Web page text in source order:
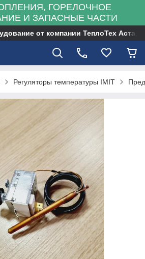
ГОРЕЛОЧНОЕ
И ЗАПАСНЫЕ ЧАСТИ
от компании ТеплоТех Астана
Регуляторы температуры IMIT